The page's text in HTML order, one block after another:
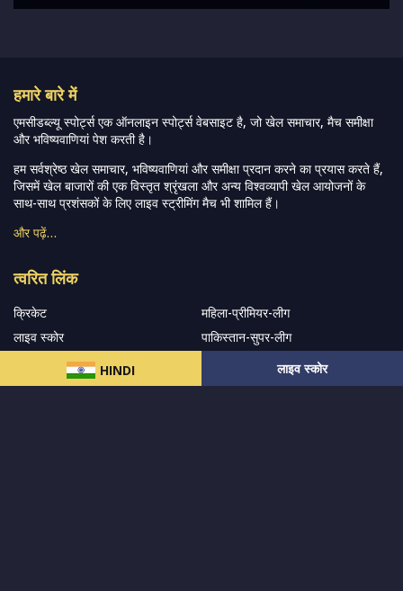
HINDI लाइव स्कोर
हमारे बारे में
एमसीडब्ल्यू स्पोर्ट्स एक ऑनलाइन स्पोर्ट्स वेबसाइट है, जो खेल समाचार, मैच समीक्षा
और भविष्यवाणियां पेश करती है।
हम सर्वश्रेष्ठ खेल समाचार, भविष्यवाणियां और समीक्षा प्रदान करने का प्रयास करते हैं,
जिसमें खेल बाजारों की एक विस्तृत श्रृंखला और अन्य विश्वव्यापी खेल आयोजनों के
साथ-साथ प्रशंसकों के लिए लाइव स्ट्रीमिंग मैच भी शामिल हैं।
और पढ़ें…
त्वरित लिंक
क्रिकेट
महिला-प्रीमियर-लीग
लाइव स्कोर
पाकिस्तान-सुपर-लीग
आईपीएल
फैंटेसी-क्रिकेट